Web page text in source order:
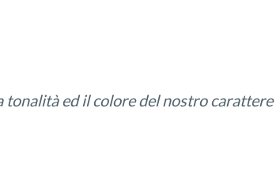
tonalità ed il colore del nostro carattere